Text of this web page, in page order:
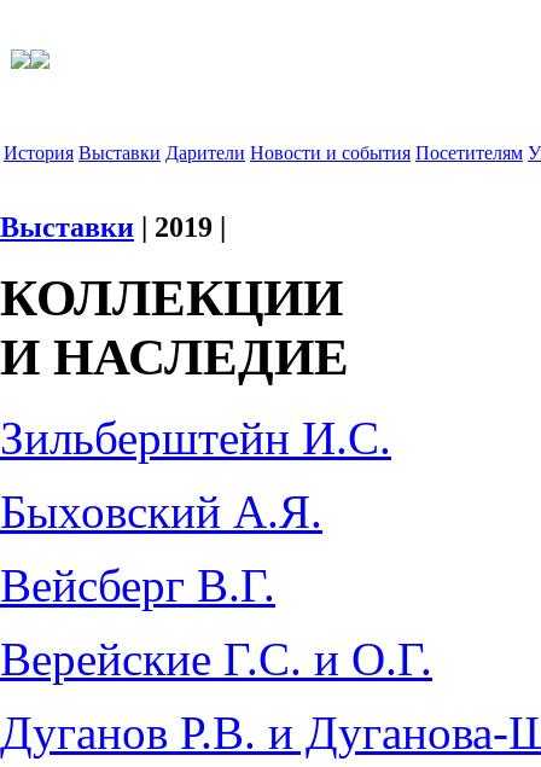
История Выставки Дарители Новости и события Посетителям
Выставки | 2019 |
КОЛЛЕКЦИИ
И НАСЛЕДИЕ
Зильберштейн И.С.
Быховский А.Я.
Вейсберг В.Г.
Верейские Г.С. и О.Г.
Дуганов Р.В. и